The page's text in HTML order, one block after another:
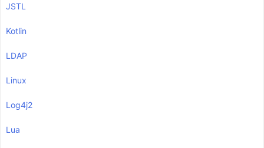
JSTL
Kotlin
LDAP
Linux
Log4j2
Lua